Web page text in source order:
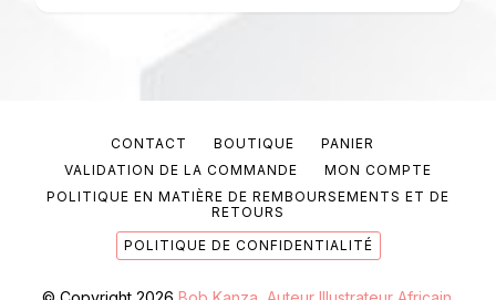
CONTACT BOUTIQUE
PANIER
VALIDATION DE LA COMMANDE
MON COMPTE
POLITIQUE EN MATIÈRE DE REMBOURSEMENTS ET DE
RETOURS
POLITIQUE DE CONFIDENTIALITÉ